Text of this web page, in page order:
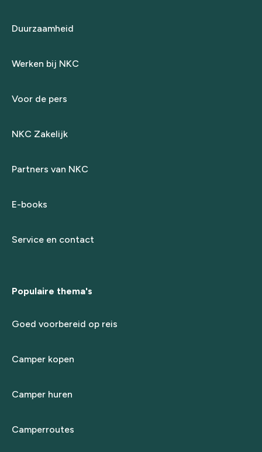
Duurzaamheid
Werken bij NKC
Voor de pers
NKC Zakelijk
Partners van NKC
E-books
Service en contact
Populaire thema's
Goed voorbereid op reis
Camper kopen
Camper huren
Camperroutes